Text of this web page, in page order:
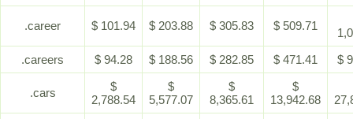
.career $ 101.94 $ 203.88 $ 305.83 $ 509.71
.careers
$ 94.28 $ 188.56 $ 282.85 $ 471.41 $
.cars
$
2,788.54
$
5,577.07
$
8,365.61
$
13,942.68